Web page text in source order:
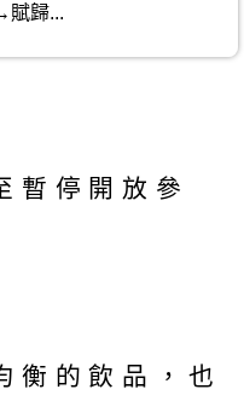
賦歸...
暫停開放參
衡的飲品，也